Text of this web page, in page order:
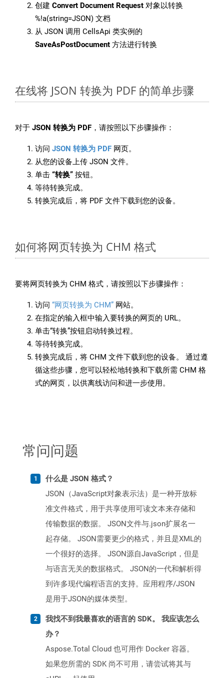
创建 Convert Document Request 对象以转换
%!a(string=JSON) 文档
从 JSON 调用 CellsApi 类实例的
SaveAsPostDocument 方法进行转换
在线将 JSON 转换为 PDF 的简单步骤
对于 JSON 转换为 PDF ，请按照以下步骤操作：
访问 JSON 转换为 PDF 网页。
从您的设备上传 JSON 文件。
单击 “转换” 按钮。
等待转换完成。
转换完成后，将 PDF 文件下载到您的设备。
如何将网页转换为 CHM 格式
要将网页转换为 CHM 格式，请按照以下步骤操作：
访问 “网页转换为 CHM” 网站。
在指定的输入框中输入要转换的网页的 URL。
单击“转换”按钮启动转换过程。
等待转换完成。
转换完成后，将 CHM 文件下载到您的设备。 通过遵
循这些步骤，您可以轻松地转换和下载所需 CHM 格
式的网页，以供离线访问和进一步使用。
常问问题
什么是 JSON 格式？
JSON（JavaScript对象表示法）是一种开放标
准文件格式，用于共享使用可读文本来存储和
传输数据的数据。 JSON文件与.json扩展名一
起存储。 JSON需要更少的格式，并且是XML的
一个很好的选择。 JSON源自JavaScript，但是
与语言无关的数据格式。 JSON的一代和解析得
到许多现代编程语言的支持。应用程序/JSON
是用于JSON的媒体类型。
我找不到我最喜欢的语言的 SDK。 我应该怎么
办？
Aspose.Total Cloud 也可用作 Docker 容器。
如果您所需的 SDK 尚不可用，请尝试将其与